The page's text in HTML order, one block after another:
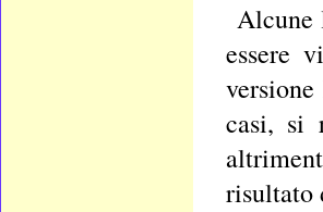
Alcune
essere
casi, si
risultato